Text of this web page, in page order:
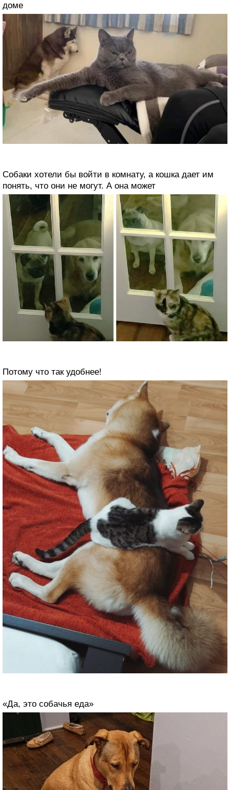
доме
Собаки хотели бы войти в комнату, а кошка дает им
понять, что они не могут. А она может
Потому что так удобнее!
«Да, это собачья еда»